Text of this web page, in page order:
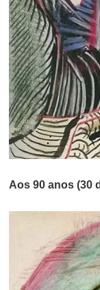
Aos 90 anos (30